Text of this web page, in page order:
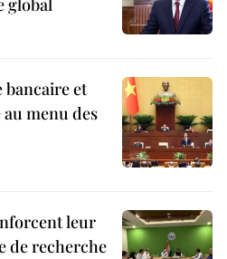
global
bancaire et
menu des
leur
de recherche